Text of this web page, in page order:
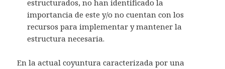
estructurados, no han identificado la
importancia de este y/o no cuentan con los
recursos para implementar y mantener la
estructura necesaria.
En la actual coyuntura caracterizada por una